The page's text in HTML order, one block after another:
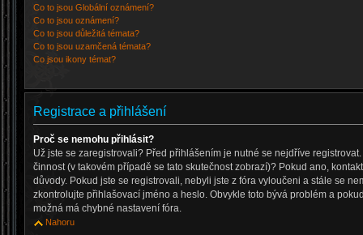
Co to jsou Globální oznámení?
Co to jsou oznámení?
Co to jsou důležitá témata?
Co to jsou uzamčená témata?
Co jsou ikony témat?
Registrace a přihlášení
Proč se nemohu přihlásit?
Už jste se zaregistrovali? Před přihlášením je nutné se nejdříve
činnost (v takovém případě se tato skutečnost zobrazí)? Pokud ano,
důvody. Pokud jste se registrovali, nebyli jste z fóra vyloučeni a stále se
zkontrolujte přihlašovací jméno a heslo. Obvykle toto bývá problém a
možná má chybné nastavení fóra.
Nahoru